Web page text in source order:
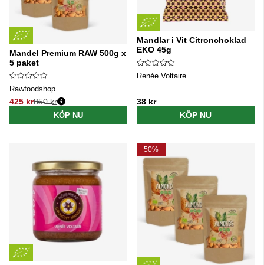
Mandel Premium RAW 500g x
5 paket
Rawfoodshop
425 kr
Ordinarie pris:
850 kr
KÖP NU
Mandlar i Vit Citronchoklad
EKO 45g
Renée Voltaire
38 kr
KÖP NU
50%